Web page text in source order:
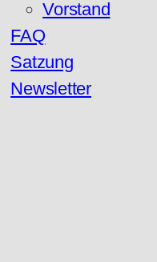
Vorstand
FAQ
Satzung
Newsletter